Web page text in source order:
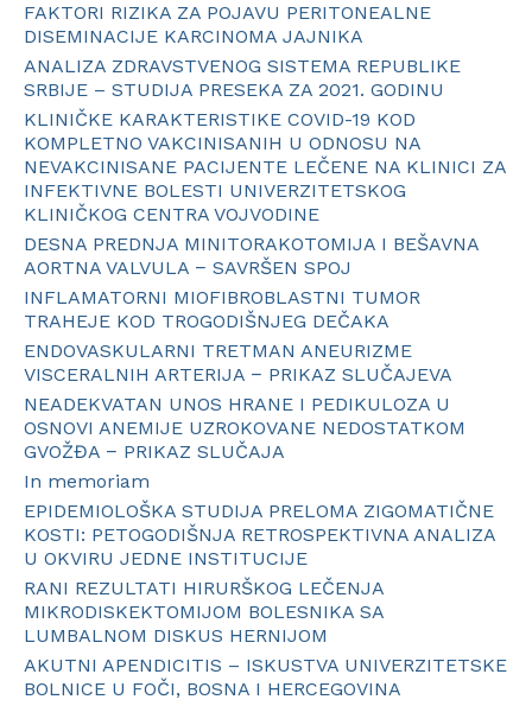
FAKTORI RIZIKA ZA POJAVU PERITONEALNE
DISEMINACIJE KARCINOMA JAJNIKA
ANALIZA ZDRAVSTVENOG SISTEMA REPUBLIKE
SRBIJE – STUDIJA PRESEKA ZA 2021. GODINU
KLINIČKE KARAKTERISTIKE COVID-19 KOD
KOMPLETNO VAKCINISANIH U ODNOSU NA
NEVAKCINISANE PACIJENTE LEČENE NA KLINICI ZA
INFEKTIVNE BOLESTI UNIVERZITETSKOG
KLINIČKOG CENTRA VOJVODINE
DESNA PREDNJA MINITORAKOTOMIJA I BEŠAVNA
AORTNA VALVULA − SAVRŠEN SPOJ
INFLAMATORNI MIOFIBROBLASTNI TUMOR
TRAHEJE KOD TROGODIŠNJEG DEČAKA
ENDOVASKULARNI TRETMAN ANEURIZME
VISCERALNIH ARTERIJA − PRIKAZ SLUČAJEVA
NEADEKVATAN UNOS HRANE I PEDIKULOZA U
OSNOVI ANEMIJE UZROKOVANE NEDOSTATKOM
GVOŽĐA − PRIKAZ SLUČAJA
In memoriam
EPIDEMIOLOŠKA STUDIJA PRELOMA ZIGOMATIČNE
KOSTI: PETOGODIŠNJA RETROSPEKTIVNA ANALIZA
U OKVIRU JEDNE INSTITUCIJE
RANI REZULTATI HIRURŠKOG LEČENJA
MIKRODISKEKTOMIJOM BOLESNIKA SA
LUMBALNOM DISKUS HERNIJOM
AKUTNI APENDICITIS – ISKUSTVA UNIVERZITETSKE
BOLNICE U FOČI, BOSNA I HERCEGOVINA